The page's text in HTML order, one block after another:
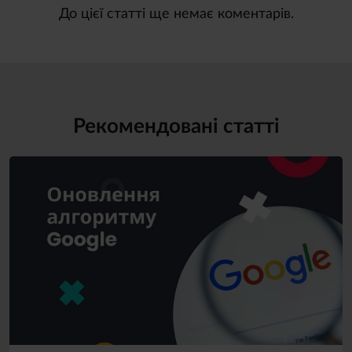
До цієї статті ще немає коментарів.
Рекомендовані статті